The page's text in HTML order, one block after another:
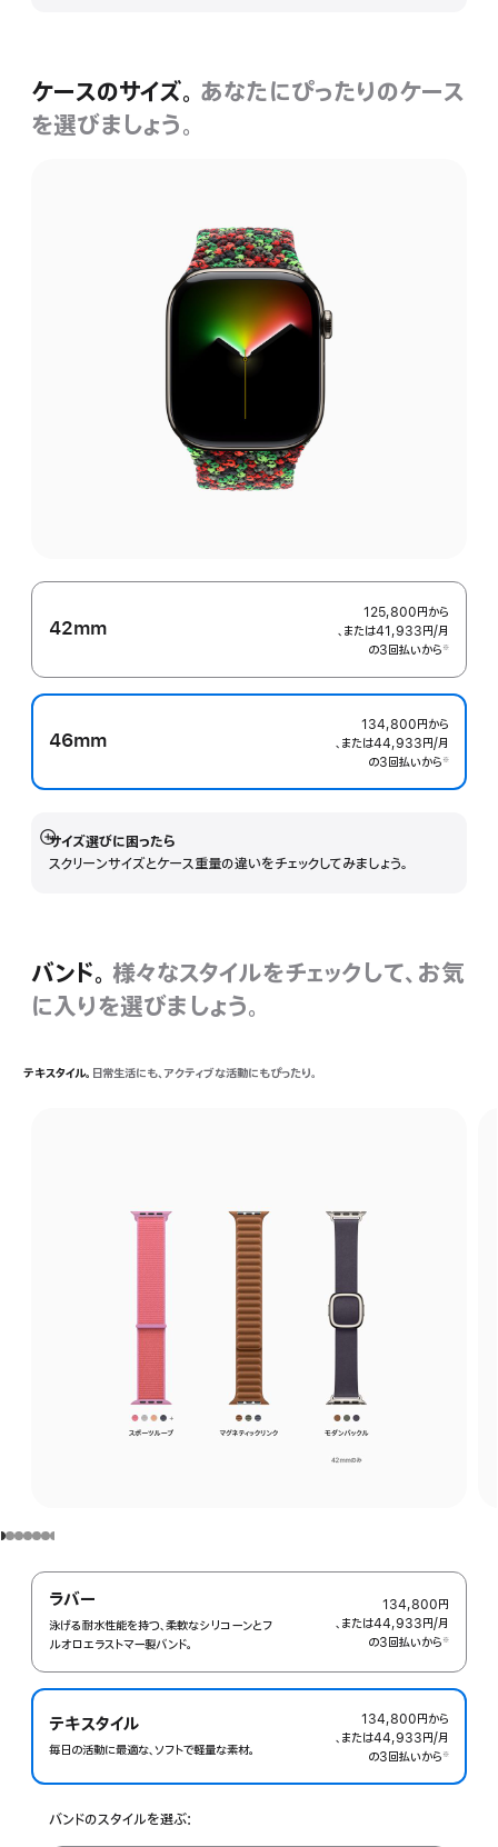
ケースのサイズ。 あなたにぴったりのケース
を選びましょう。
42mm
125,800円から
、または41,933円/月
の3回払いから ※
46mm
134,800円から
、または44,933円/月
の3回払いから ※
サイズ選びに困ったら
スクリーンサイズとケース重量の違いをチェックしてみましょう。
詳
細
バンド。 様々なスタイルをチェックして、お気
に入りを選びましょう。
テキスタイル。 日常生活にも、アクティブな活動にもぴったり。
ラバー
泳げる耐水性能を持つ、柔軟なシリコ ーンとフ
ルオロエラストマー製バ‍ン‍ド。
134,800円
、または44,933円/月
の3回払いから ※
テキスタイル
毎日の活動に最適な、ソフトで軽量な素材。
134,800円から
、または44,933円/月
の3回払いから ※
バンドのスタイルを選ぶ: